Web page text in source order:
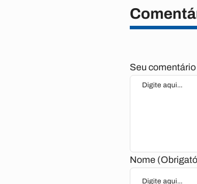
Seu
Nome